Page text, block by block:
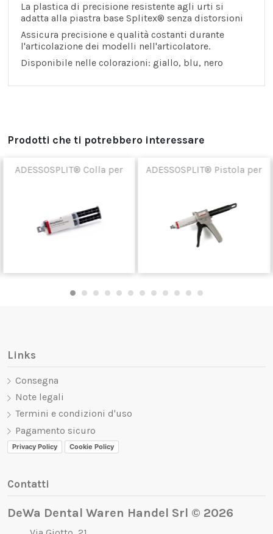
La plastica di precisione resistente agli urti si
adatta alla piastra base Splitex® senza distorsioni
Assicura precisione e qualità costanti durante
l'articolazione dei modelli nell'articolatore.
Disponibile nelle colorazioni: giallo, blu, nero
Prodotti che ti potrebbero interessare
ADESSOSPLIT® Colla per
ADESSOSPLIT® Pistola per
Links
Consegna
Note legali
Termini e condizioni d'uso
Pagamento sicuro
Privacy Policy Cookie Policy
Contatti
DeWa Dental Waren Handel Srl © 2026